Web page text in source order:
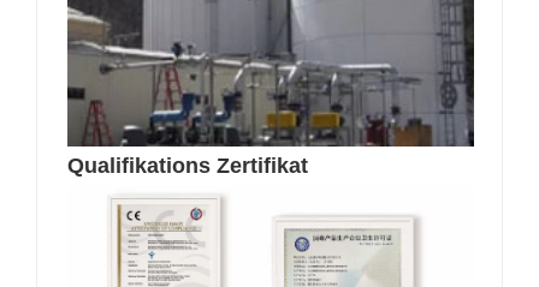
Qualifikations Zertifikat